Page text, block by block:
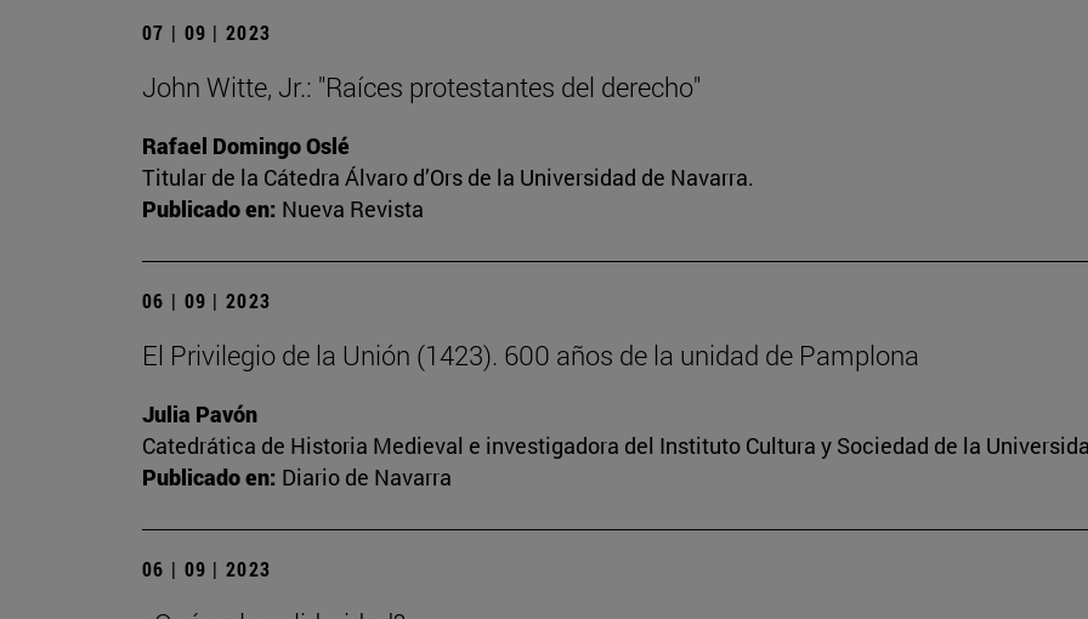
07 | 09 | 2023
John Witte, Jr.: "Raíces protestantes del derecho"
Rafael Domingo Oslé
Titular de la Cátedra Álvaro d’Ors de la Universidad de Navarra.
Publicado en: Nueva Revista
06 | 09 | 2023
El Privilegio de la Unión (1423). 600 años de la unidad de Pamplona
Julia Pavón
Catedrática de Historia Medieval e investigadora del Instituto Cultura y Sociedad de la
Publicado en: Diario de Navarra
06 | 09 | 2023